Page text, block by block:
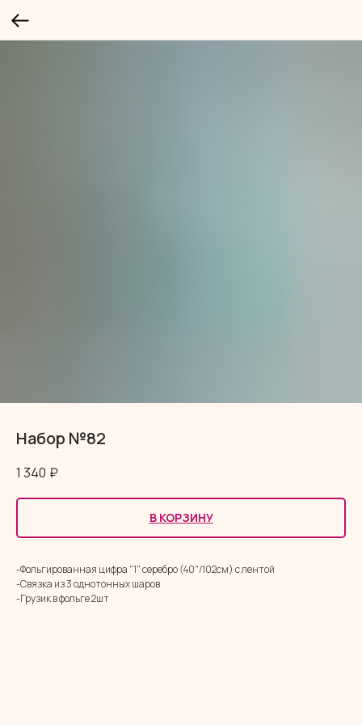
Набор №82
1 340 ₽
В КОРЗИНУ
-Фольгированная цифра "1" серебро (40"/102см) с лентой
-Связка из 3 однотонных шаров
-Грузик в фольге 2шт